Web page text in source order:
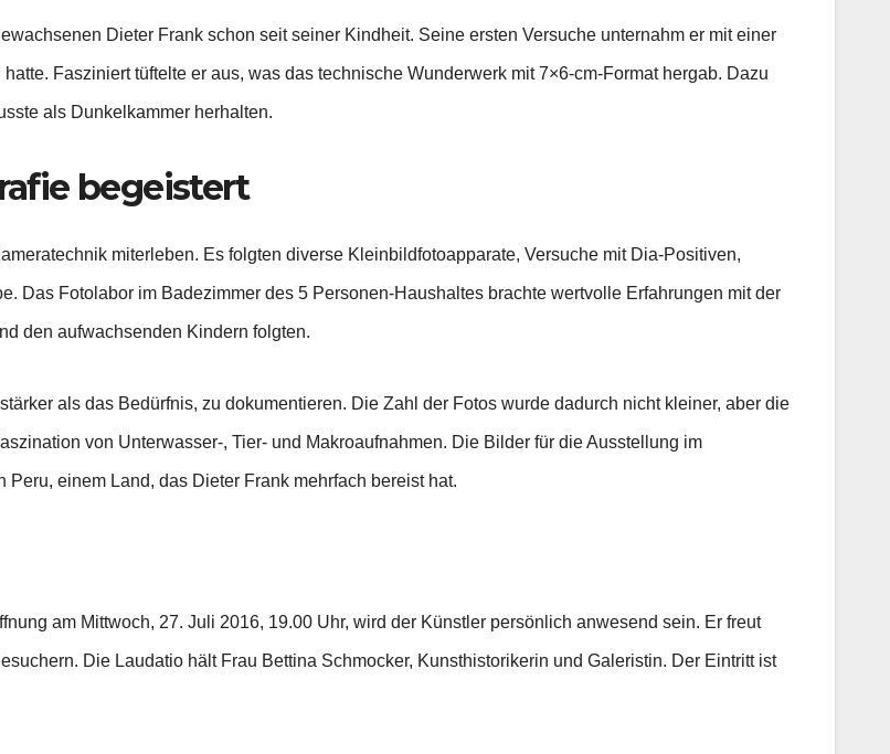
Dieter Frank schon seit seiner Kindheit. Seine ersten Versuche unternahm er mit einer
Fasziniert tüftelte er aus, was das technische Wunderwerk mit 7×6-cm-Format hergab. Dazu
als Dunkelkammer herhalten.
begeistert
miterleben. Es folgten diverse Kleinbildfotoapparate, Versuche mit Dia-Positiven,
Das Fotolabor im Badezimmer des 5 Personen-Haushaltes brachte wertvolle Erfahrungen mit der
den aufwachsenden Kindern folgten.
als das Bedürfnis, zu dokumentieren. Die Zahl der Fotos wurde dadurch nicht kleiner, aber die
von Unterwasser-, Tier- und Makroaufnahmen. Die Bilder für die Ausstellung im
einem Land, das Dieter Frank mehrfach bereist hat.
am Mittwoch, 27. Juli 2016, 19.00 Uhr, wird der Künstler persönlich anwesend sein. Er freut
Die Laudatio hält Frau Bettina Schmocker, Kunsthistorikerin und Galeristin. Der Eintritt ist